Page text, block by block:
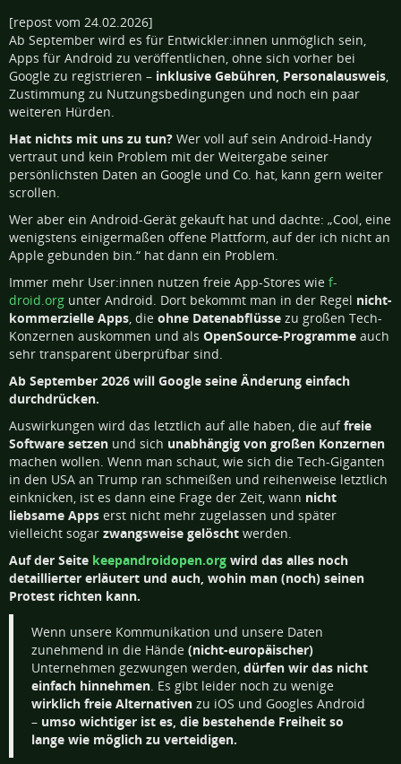
[repost vom 24.02.2026]
Ab September wird es für Entwickler:innen unmöglich sein,
Apps für Android zu veröffentlichen, ohne sich vorher bei
Google zu registrieren – inklusive Gebühren, Personalausweis,
Zustimmung zu Nutzungsbedingungen und noch ein paar
weiteren Hürden.
Hat nichts mit uns zu tun? Wer voll auf sein Android-Handy
vertraut und kein Problem mit der Weitergabe seiner
persönlichsten Daten an Google und Co. hat, kann gern weiter
scrollen.
Wer aber ein Android-Gerät gekauft hat und dachte: „Cool, eine
wenigstens einigermaßen offene Plattform, auf der ich nicht an
Apple gebunden bin.“ hat dann ein Problem.
Immer mehr User:innen nutzen freie App-Stores wie f-
droid.org unter Android. Dort bekommt man in der Regel nicht-
kommerzielle Apps, die ohne Datenabflüsse zu großen Tech-
Konzernen auskommen und als OpenSource-Programme auch
sehr transparent überprüfbar sind.
Ab September 2026 will Google seine Änderung einfach
durchdrücken.
Auswirkungen wird das letztlich auf alle haben, die auffreie
Software setzen und sich unabhängig von großen Konzernen
machen wollen. Wenn man schaut, wie sich die Tech-Giganten
in den USA an Trump ran schmeißen und reihenweise letztlich
einknicken, ist es dann eine Frage der Zeit, wann nicht
liebsame Apps erst nicht mehr zugelassen und später
vielleicht sogar zwangsweise gelöscht werden.
Auf der Seite keepandroidopen.org wird das alles noch
detaillierter erläutert und auch, wohin man (noch) seinen
Protest richten kann.
Wenn unsere Kommunikation und unsere Daten
zunehmend in die Hände (nicht-europäischer)
Unternehmen gezwungen werden, dürfen wir das nicht
einfach hinnehmen. Es gibt leider noch zu wenige
wirklich freie Alternativen zu iOS und Googles Android
– umso wichtiger ist es, die bestehende Freiheit so
lange wie möglich zu verteidigen.